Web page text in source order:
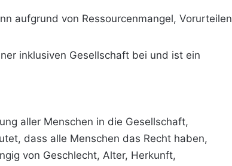
aufgrund von Ressourcenmangel, Vorurteilen
inklusiven Gesellschaft bei und ist ein
aller Menschen in die Gesellschaft,
dass alle Menschen das Recht haben,
von Geschlecht, Alter, Herkunft,